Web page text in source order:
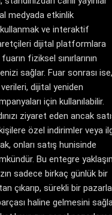
medyada etkinlik
ve interaktif
dijital platformlara
fiziksel sınırlarının
sağlar. Fuar sonrası ise,
dijital yeniden
için kullanılabilir.
ziyaret eden ancak
özel indirimler veya
onları satış hunisinde
Bu entegre
sadece birkaç günlük bir
çıkarıp, sürekli bir
haline gelmesini